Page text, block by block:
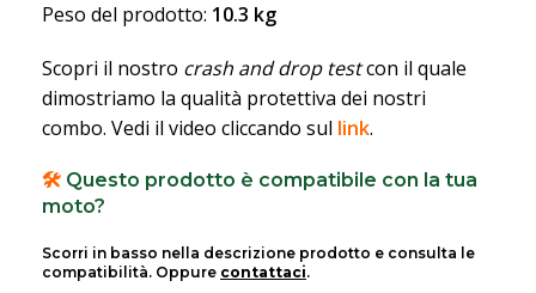
Peso del prodotto: 10.3 kg
Scopri il nostro crash and drop testcon il quale
dimostriamo la qualità protettiva dei nostri
combo. Vedi il video cliccando sul link.
🛠️ Questo prodotto è compatibile con la tua
moto?
Scorri in basso nella descrizione prodotto e consulta le
compatibilità. Oppure contattaci.